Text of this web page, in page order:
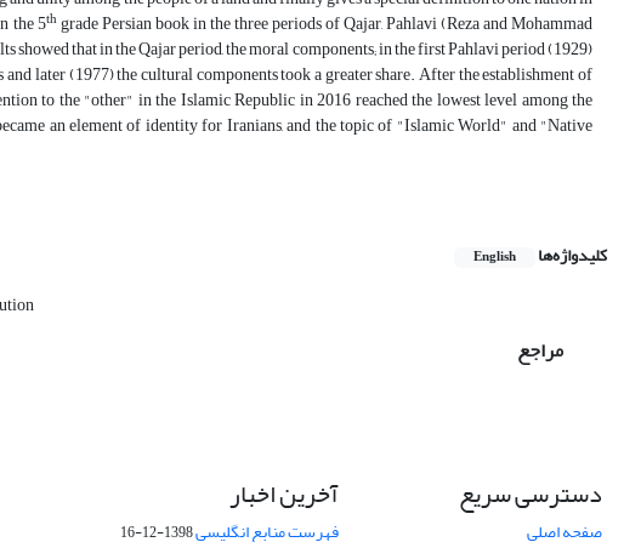
the 5thgrade Persian book in the three periods of Qajar, Pahlavi (Reza and Mohammad
that in the Qajar period, the moral components; in the first Pahlavi period (1929)
later (1977) the cultural components took a greater share. After the establishment of
to the "other" in the Islamic Republic in 2016 reached the lowest level among the
an element of identity for Iranians, and the topic of "Islamic World" and "Native
کلیدواژه‌ها English
مراجع
دسترسی سریع
صفحه اصلی
آخرین اخبار
فهرست منابع انگلیسی1398-12-16